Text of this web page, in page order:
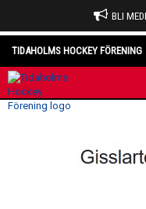
BLI
TIDAHOLMS HOCKEY FÖRENING